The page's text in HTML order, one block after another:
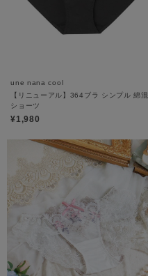
une nana cool
【リニューアル】364ブラ シンプル 綿混
ショーツ
¥1,980